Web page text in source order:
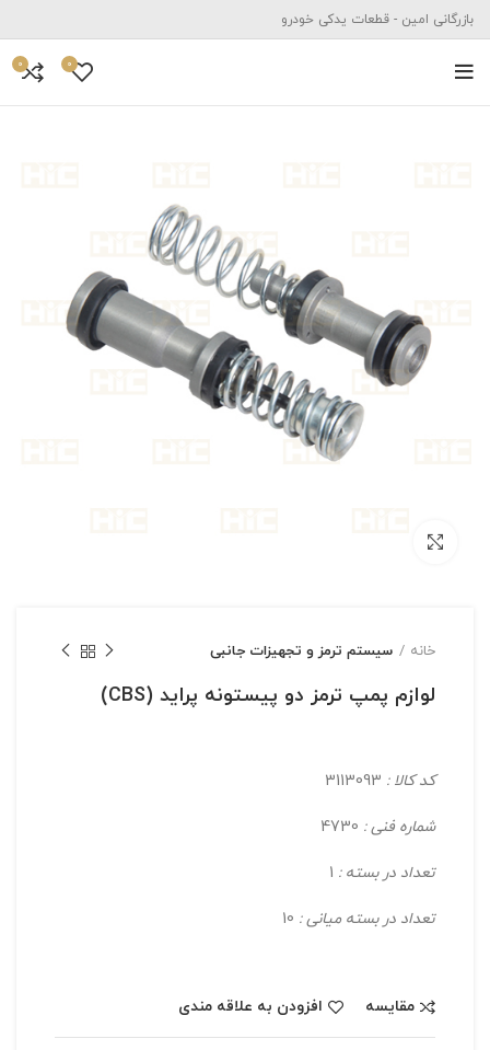
بازرگانی امین - قطعات یدکی خودرو
0
0
خانه سیستم ترمز و تجهیزات جانبی
لوازم پمپ ترمز دو پیستونه پراید (CBS)
کد کالا :
شماره فنی :
تعداد در بسته :
تعداد در بسته میانی :
مقایسه افزودن به علاقه مندی